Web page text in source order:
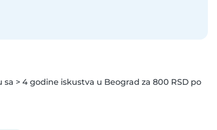
> 4 godine iskustva u Beograd za 800 RSD po